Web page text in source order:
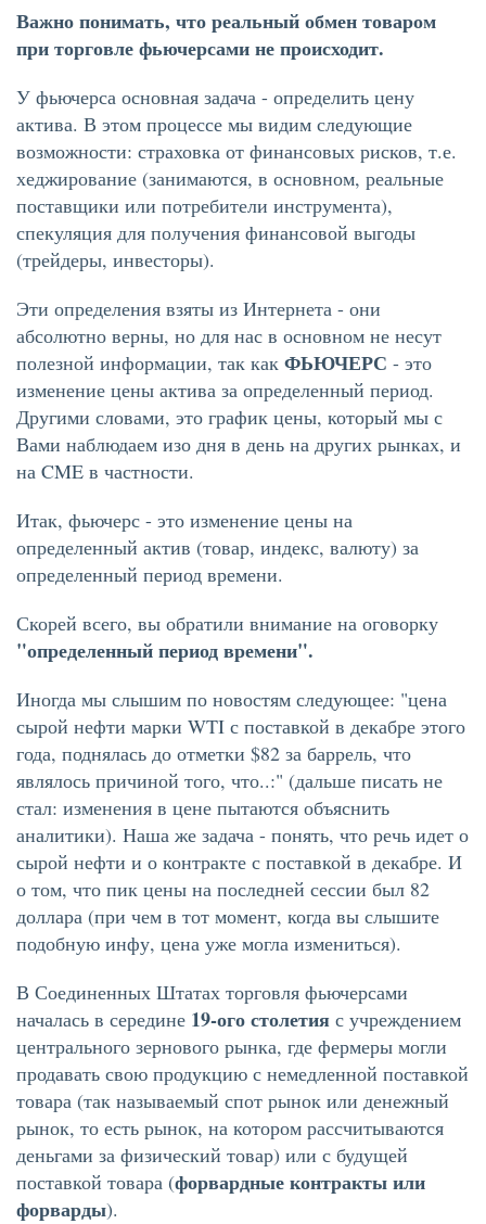
Важно понимать, что реальный обмен товаром
при торговле фьючерсами не происходит.
У фьючерса основная задача - определить цену
актива. В этом процессе мы видим следующие
возможности: страховка от финансовых рисков, т.е.
хеджирование (занимаются, в основном, реальные
поставщики или потребители инструмента),
спекуляция для получения финансовой выгоды
(трейдеры, инвесторы).
Эти определения взяты из Интернета - они
абсолютно верны, но для нас в основном не несут
полезной информации, так как ФЬЮЧЕРС - это
изменение цены актива за определенный период.
Другими словами, это график цены, который мы с
Вами наблюдаем изо дня в день на других рынках, и
на CME в частности.
Итак, фьючерс - это изменение цены на
определенный актив (товар, индекс, валюту) за
определенный период времени.
Скорей всего, вы обратили внимание на оговорку
"определенный период времени".
Иногда мы слышим по новостям следующее: "цена
сырой нефти марки WTI с поставкой в декабре этого
года, поднялась до отметки $82 за баррель, что
являлось причиной того, что..:" (дальше писать не
стал: изменения в цене пытаются объяснить
аналитики). Наша же задача - понять, что речь идет о
сырой нефти и о контракте с поставкой в декабре. И
о том, что пик цены на последней сессии был 82
доллара (при чем в тот момент, когда вы слышите
подобную инфу, цена уже могла измениться).
В Соединенных Штатах торговля фьючерсами
началась в середине 19-ого столетия с учреждением
центрального зернового рынка, где фермеры могли
продавать свою продукцию с немедленной поставкой
товара (так называемый спот рынок или денежный
рынок, то есть рынок, на котором рассчитываются
деньгами за физический товар) или с будущей
поставкой товара (форвардные контракты или
форварды).